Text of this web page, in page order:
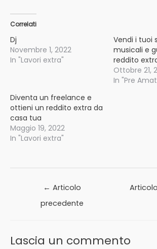
Correlati
Dj
Novembre 1, 2022
In "Lavori extra"
Vendi i tuoi
musicali e
reddito
Ottobre 21,
In "Pre
Diventa un freelance e
ottieni un reddito extra da
casa tua
Maggio 19, 2022
In "Lavori extra"
← Articolo
precedente
Lascia un commento